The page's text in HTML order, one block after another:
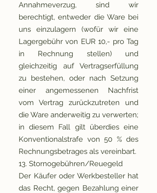
Annahmeverzug, sind wir
berechtigt, entweder die Ware bei
uns einzulagern (wofür wir eine
Lagergebühr von EUR 10,- pro Tag
in Rechnung stellen) und
gleichzeitig auf Vertragserfüllung
zu bestehen, oder nach Setzung
einer angemessenen Nachfrist
vom Vertrag zurückzutreten und
die Ware anderweitig zu verwerten;
in diesem Fall gilt überdies eine
Konventionalstrafe von 50 % des
Rechnungsbetrages als vereinbart.
13. Stornogebühren/Reuegeld
Der Käufer oder Werkbesteller hat
das Recht, gegen Bezahlung einer